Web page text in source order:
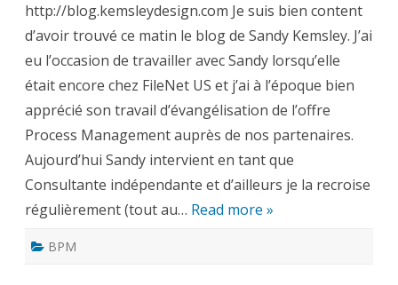
http://blog.kemsleydesign.com Je suis bien content
d’avoir trouvé ce matin le blog de Sandy Kemsley. J’ai
eu l’occasion de travailler avec Sandy lorsqu’elle
était encore chez FileNet US et j’ai à l’époque bien
apprécié son travail d’évangélisation de l’offre
Process Management auprès de nos partenaires.
Aujourd’hui Sandy intervient en tant que
Consultante indépendante et d’ailleurs je la recroise
régulièrement (tout au… Read more »
BPM